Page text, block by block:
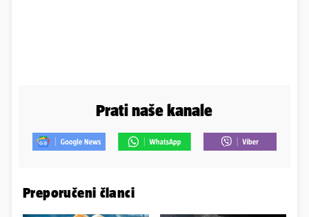
Prati naše kanale
Preporučeni članci